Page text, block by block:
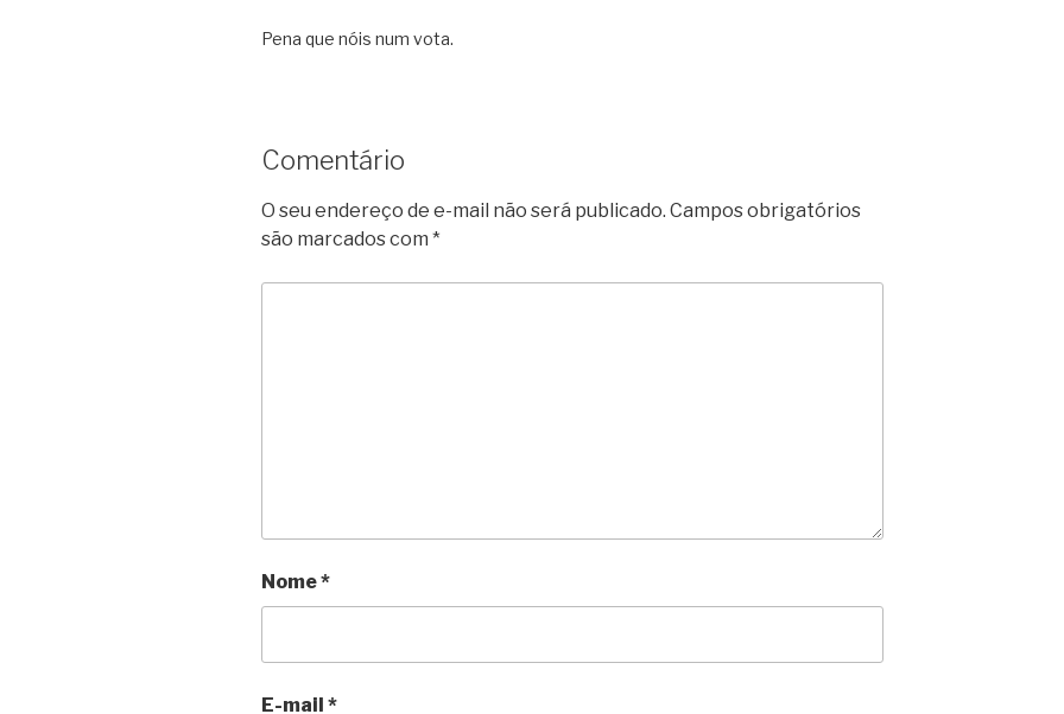
Pena que nóis num vota.
Comentário
O seu endereço de e-mail não será publicado. Campos obrigatórios
são marcados com *
Nome*
E-mail *